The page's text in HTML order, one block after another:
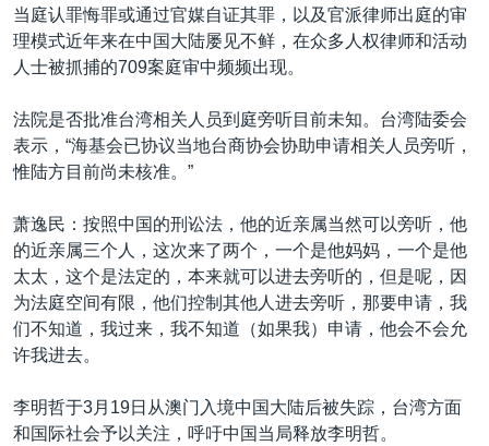
当庭认罪悔罪或通过官媒自证其罪，以及官派律师出庭的审
理模式近年来在中国大陆屡见不鲜，在众多人权律师和活动
人士被抓捕的709案庭审中频频出现。
法院是否批准台湾相关人员到庭旁听目前未知。台湾陆委会
表示，“海基会已协议当地台商协会协助申请相关人员旁听，
惟陆方目前尚未核准。”
萧逸民：按照中国的刑讼法，他的近亲属当然可以旁听，他
的近亲属三个人，这次来了两个，一个是他妈妈，一个是他
太太，这个是法定的，本来就可以进去旁听的，但是呢，因
为法庭空间有限，他们控制其他人进去旁听，那要申请，我
们不知道，我过来，我不知道（如果我）申请，他会不会允
许我进去。
李明哲于3月19日从澳门入境中国大陆后被失踪，台湾方面
和国际社会予以关注，呼吁中国当局释放李明哲。